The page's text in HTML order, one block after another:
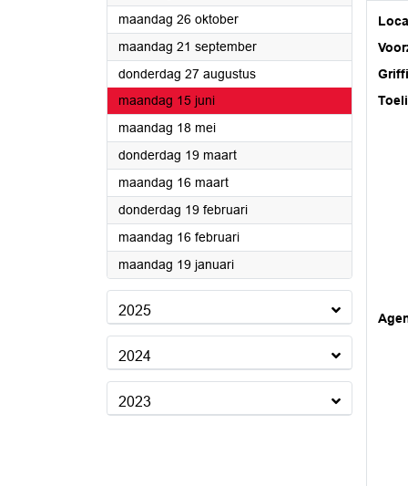
maandag 26 oktober2026
maandag 21 september2026
donderdag 27 augustus2026
maandag 15 juni2026
maandag 18 mei2026
donderdag 19 maart2026
maandag 16 maart2026
donderdag 19 februari2026
maandag 16 februari2026
maandag 19 januari2026
2025
2024
2023